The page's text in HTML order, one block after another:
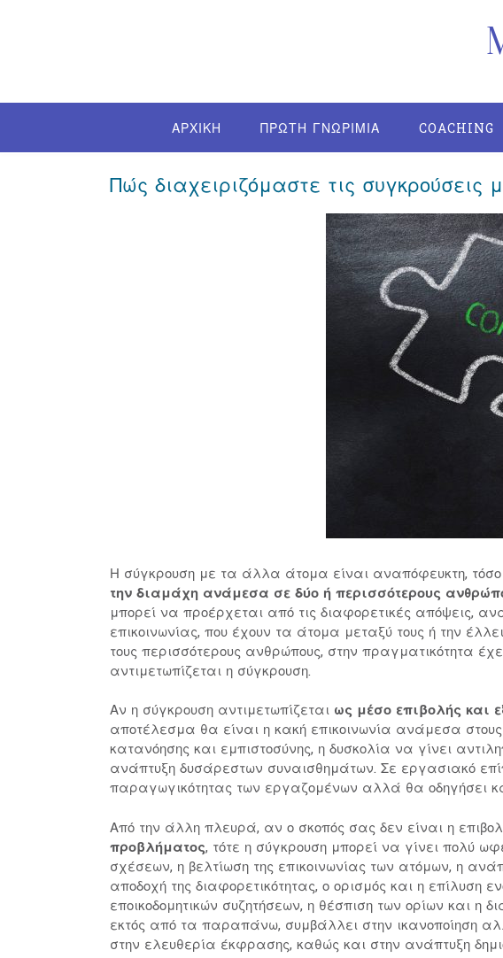
ΑΡΧΙΚΗ ΠΡΩΤΗ ΓΝΩΡΙΜΙΑ COACHING
Πώς διαχειριζόμαστε τις
Η σύγκρουση με τα άλλα άτομα είναι αναπόφευκτη,
την διαμάχη ανάμεσα σε δύο ή περισσότερους
μπορεί να προέρχεται από τις διαφορετικές απόψεις,
επικοινωνίας, που έχουν τα άτομα μεταξύ τους ή την
τους περισσότερους ανθρώπους, στην πραγματικότητα
αντιμετωπίζεται η σύγκρουση.
Αν η σύγκρουση αντιμετωπίζεται ως μέσο επιβολής και
αποτέλεσμα θα είναι η κακή επικοινωνία ανάμεσα
κατανόησης και εμπιστοσύνης, η δυσκολία να γίνει
ανάπτυξη δυσάρεστων συναισθημάτων. Σε εργασιακό
παραγωγικότητας των εργαζομένων αλλά θα οδηγήσει
Από την άλλη πλευρά, αν ο σκοπός σας δεν είναι η
προβλήματος, τότε η σύγκρουση μπορεί να γίνει πολύ
σχέσεων, η βελτίωση της επικοινωνίας των ατόμων, η
αποδοχή της διαφορετικότητας, ο ορισμός και η
εποικοδομητικών συζητήσεων, η θέσπιση των ορίων και η
εκτός από τα παραπάνω, συμβάλλει στην ικανοποίηση
στην ελευθερία έκφρασης, καθώς και στην ανάπτυξη